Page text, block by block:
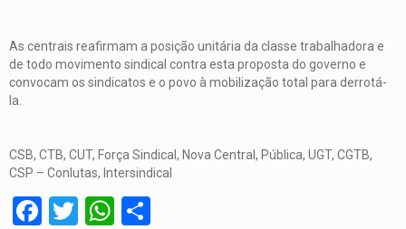
As centrais reafirmam a posição unitária da classe trabalhadora e
de todo movimento sindical contra esta proposta do governo e
convocam os sindicatos e o povo à mobilização total para derrotá-
la.
CSB, CTB, CUT, Força Sindical, Nova Central, Pública, UGT, CGTB,
CSP – Conlutas, Intersindical
Facebook
TwitterWhatsApp